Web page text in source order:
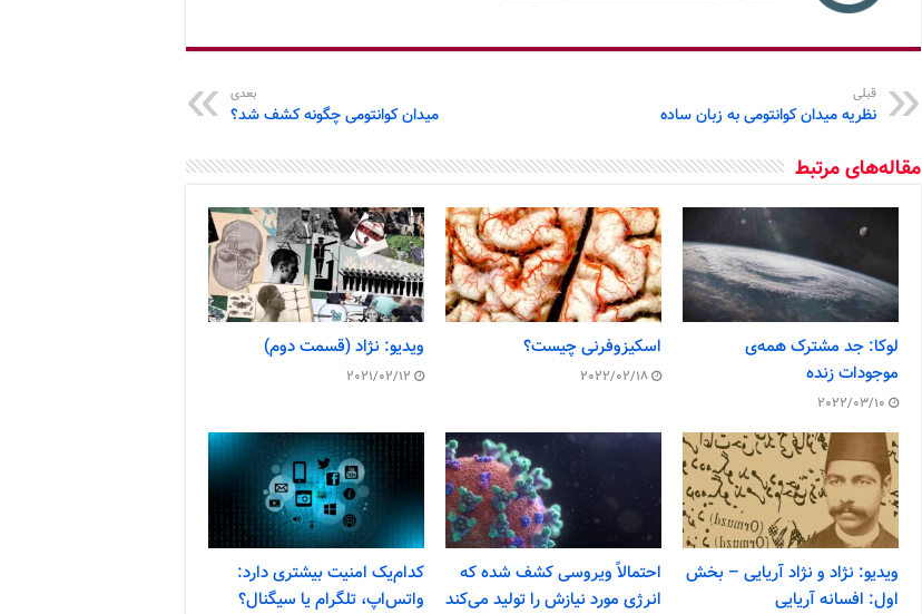
قبلی
نظریه میدان کوانتومی به زبان ساده
بعدی
میدان کوانتومی چگونه کشف شد؟
مقاله‌های مرتبط
لوکا: جد مشترک همه‌ی
موجودات زنده
2022/03/10
اسکیزوفرنی چیست؟
2022/02/18
ویدیو: نژاد (قسمت دوم)
2021/02/12
ویدیو: نژاد و نژاد آریایی – بخش
اول: افسانه آریایی
احتمالاً ویروسی کشف شده که
انرژی مورد نیازش را تولید می‌کند
کدام‌یک امنیت بیشتری دارد:
واتس‌اپ، تلگرام یا سیگنال؟